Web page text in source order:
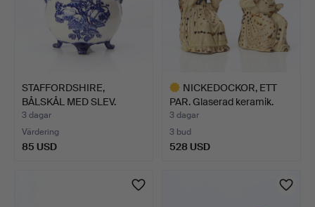
STAFFORDSHIRE,
BÅLSKÅL MED SLEV.
Keramik. …
3 dagar
Värdering
85 USD
NICKEDOCKOR, ETT
PAR. Glaserad keramik.
Hö…
3 dagar
3 bud
528 USD